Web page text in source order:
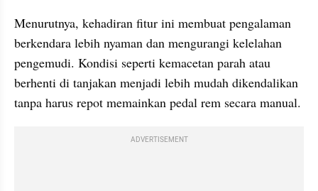
Menurutnya, kehadiran fitur ini membuat pengalaman
berkendara lebih nyaman dan mengurangi kelelahan
pengemudi. Kondisi seperti kemacetan parah atau
berhenti di tanjakan menjadi lebih mudah dikendalikan
tanpa harus repot memainkan pedal rem secara manual.
ADVERTISEMENT